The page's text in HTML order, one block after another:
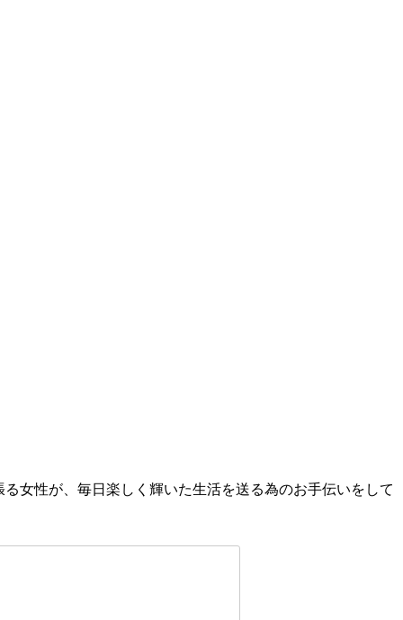
女性が、毎日楽しく輝いた生活を送る為のお手伝いをして